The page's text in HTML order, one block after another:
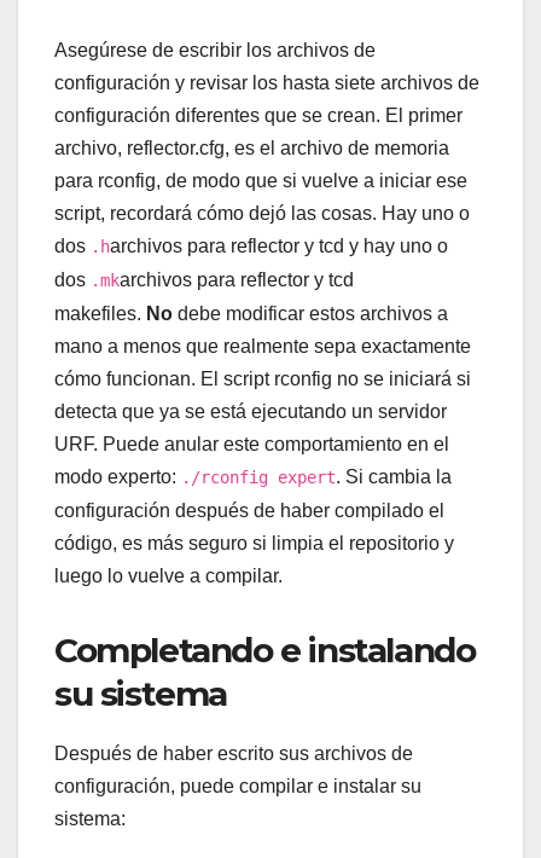
Asegúrese de escribir los archivos de
configuración y revisar los hasta siete archivos de
configuración diferentes que se crean. El primer
archivo, reflector.cfg, es el archivo de memoria
para rconfig, de modo que si vuelve a iniciar ese
script, recordará cómo dejó las cosas. Hay uno o
dos .harchivos para reflector y tcd y hay uno o
dos .mkarchivos para reflector y tcd
makefiles. No debe modificar estos archivos a
mano a menos que realmente sepa exactamente
cómo funcionan. El script rconfig no se iniciará si
detecta que ya se está ejecutando un servidor
URF. Puede anular este comportamiento en el
modo experto: ./rconfig expert. Si cambia la
configuración después de haber compilado el
código, es más seguro si limpia el repositorio y
luego lo vuelve a compilar.
Completando e instalando
su sistema
Después de haber escrito sus archivos de
configuración, puede compilar e instalar su
sistema: